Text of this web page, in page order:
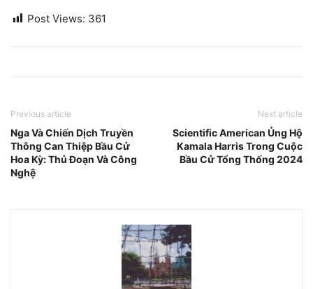
Post Views: 361
Previous article
Nga Và Chiến Dịch Truyền
Thông Can Thiệp Bầu Cử
Hoa Kỳ: Thủ Đoạn Và Công
Nghệ
Next article
Scientific American Ủng Hộ
Kamala Harris Trong Cuộc
Bầu Cử Tổng Thống 2024